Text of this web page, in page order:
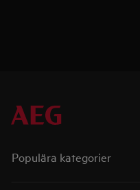
Populära kategorier